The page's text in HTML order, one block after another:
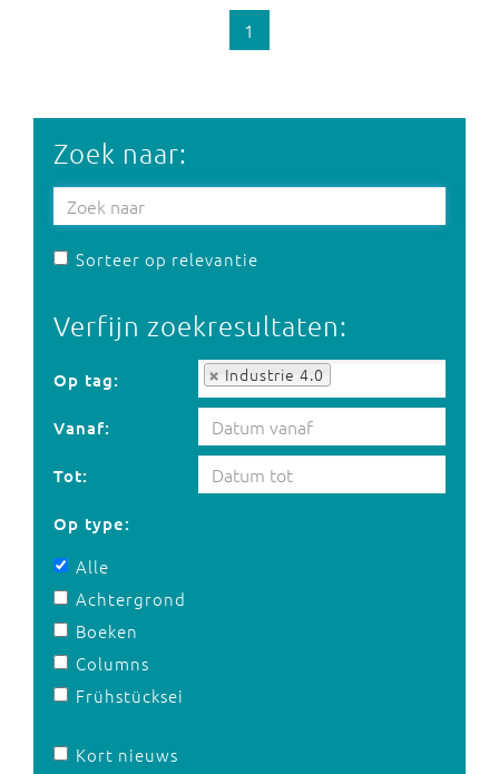
1
Zoek naar:
Sorteer op relevantie
Verfijn zoekresultaten:
Op tag: Industrie 4.0
Op tag:
Vanaf:
Tot:
Op type:
Alle
Achtergrond
Boeken
Columns
Frühstücksei
Kort nieuws